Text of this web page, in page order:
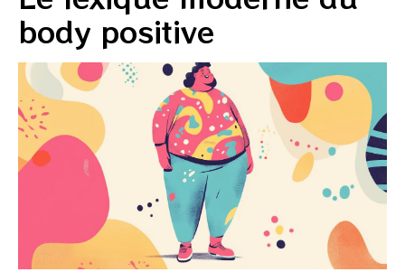
body positive